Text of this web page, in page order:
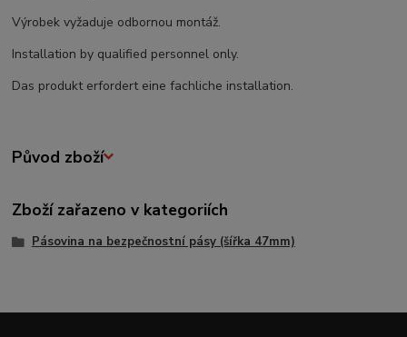
Výrobek vyžaduje odbornou montáž.
Installation by qualified personnel only.
Das produkt erfordert eine fachliche installation.
Původ zboží
Zboží zařazeno v kategoriích
Pásovina na bezpečnostní pásy (šířka 47mm)